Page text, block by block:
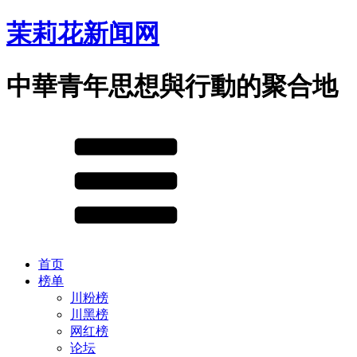
茉莉花新闻网
中華青年思想與行動的聚合地
首页
榜单
川粉榜
川黑榜
网红榜
论坛